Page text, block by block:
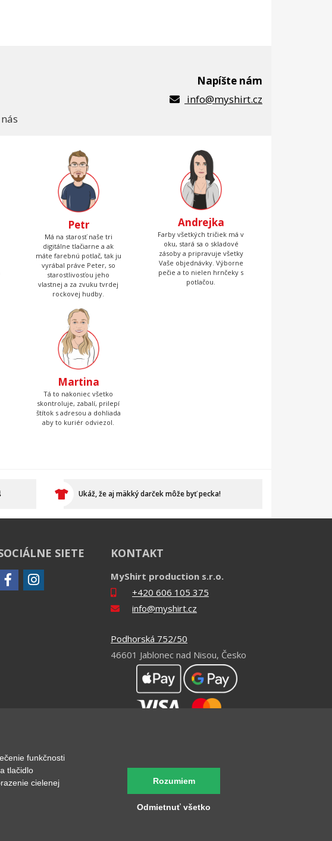
Napíšte nám
info@myshirt.cz
Petr
Má na starosť naše tri
digitálne tlačiarne a ak
máte farebnú potlač, tak ju
vyrábal práve Peter, so
starostlivosťou jeho
vlastnej a za zvuku tvrdej
rockovej hudby.
Andrejka
Farby všetkých tričiek má v
oku, stará sa o skladové
zásoby a pripravuje všetky
Vaše objednávky. Výborne
pečie a to nielen hrnčeky s
potlačou.
Martina
Tá to nakoniec všetko
skontroluje, zabalí, prilepí
štítok s adresou a dohliada
aby to kuriér odviezol.
Ukáž, že aj mäkký darček môže byť pecka!
SIETE KONTAKT
MyShirt production s.r.o.
+420 606 105 375
info@myshirt.cz
Podhorská 752/50
46601 Jablonec nad Nisou, Česko
by RAVENSOFT
funkčnosti
tlačidlo
cielenej
Odmietnuť všetko
Rozumiem